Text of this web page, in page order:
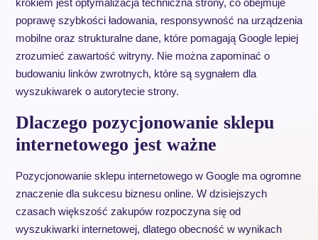
krokiem jest optymalizacja techniczna strony, co obejmuje
poprawę szybkości ładowania, responsywność na urządzenia
mobilne oraz strukturalne dane, które pomagają Google lepiej
zrozumieć zawartość witryny. Nie można zapominać o
budowaniu linków zwrotnych, które są sygnałem dla
wyszukiwarek o autorytecie strony.
Dlaczego pozycjonowanie sklepu
internetowego jest ważne
Pozycjonowanie sklepu internetowego w Google ma ogromne
znaczenie dla sukcesu biznesu online. W dzisiejszych
czasach większość zakupów rozpoczyna się od
wyszukiwarki internetowej, dlatego obecność w wynikach